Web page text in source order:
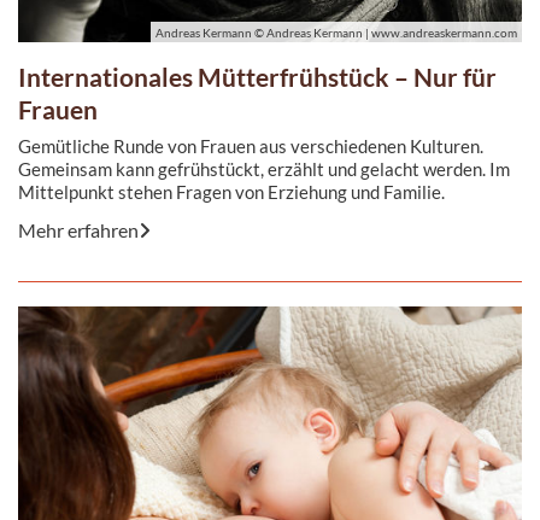
Internationales Mütterfrühstück – Nur für
Frauen
Gemütliche Runde von Frauen aus verschiedenen Kulturen.
Gemeinsam kann gefrühstückt, erzählt und gelacht werden. Im
Mittelpunkt stehen Fragen von Erziehung und Familie.
Mehr erfahren
Andreas Kermann © Andreas Kermann | www.andreaskermann.com